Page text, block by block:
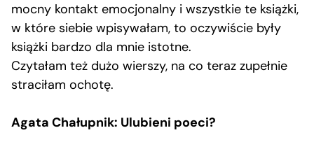
mocny kontakt emocjonalny i wszystkie te książki,
w które siebie wpisywałam, to oczywiście były
książki bardzo dla mnie istotne.
Czytałam też dużo wierszy, na co teraz zupełnie
straciłam ochotę.
Agata Chałupnik: Ulubieni poeci?